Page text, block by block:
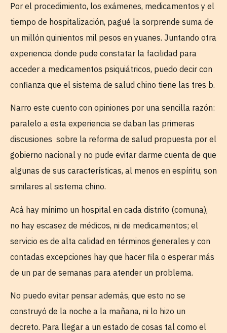
Por el procedimiento, los exámenes, medicamentos y el
tiempo de hospitalización, pagué la sorprende suma de
un millón quinientos mil pesos en yuanes. Juntando otra
experiencia donde pude constatar la facilidad para
acceder a medicamentos psiquiátricos, puedo decir con
confianza que el sistema de salud chino tiene las tres b.
Narro este cuento con opiniones por una sencilla razón:
paralelo a esta experiencia se daban las primeras
discusiones sobre la reforma de salud propuesta por el
gobierno nacional y no pude evitar darme cuenta de que
algunas de sus características, al menos en espíritu, son
similares al sistema chino.
Acá hay mínimo un hospital en cada distrito (comuna),
no hay escasez de médicos, ni de medicamentos; el
servicio es de alta calidad en términos generales y con
contadas excepciones hay que hacer fila o esperar más
de un par de semanas para atender un problema.
No puedo evitar pensar además, que esto no se
construyó de la noche a la mañana, ni lo hizo un
decreto. Para llegar a un estado de cosas tal como el